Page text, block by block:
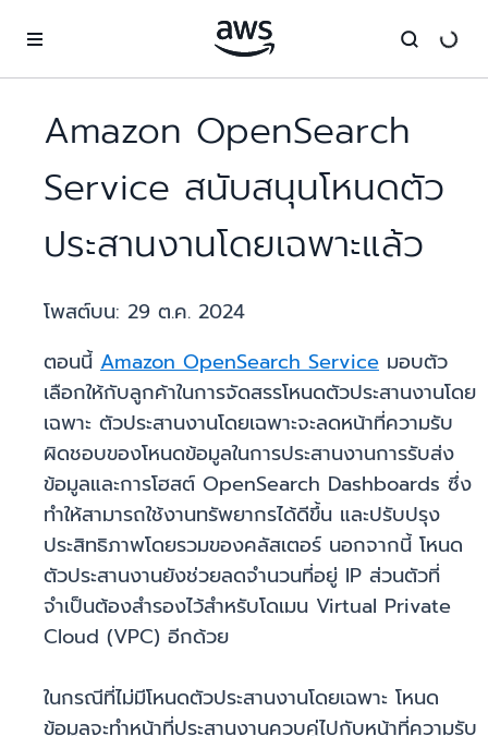
Amazon OpenSearch
Service สนับสนุนโหนดตัว
ประสานงานโดยเฉพาะแล้ว
โพสต์บน: 29 ต.ค. 2024
ตอนนี้ Amazon OpenSearch Service มอบตัว
เลือกให้กับลูกค้าในการจัดสรรโหนดตัวประสานงานโดย
เฉพาะ ตัวประสานงานโดยเฉพาะจะลดหน้าที่ความรับ
ผิดชอบของโหนดข้อมูลในการประสานงานการรับส่ง
ข้อมูลและการโฮสต์ OpenSearch Dashboards ซึ่ง
ทำให้สามารถใช้งานทรัพยากรได้ดีขึ้น และปรับปรุง
ประสิทธิภาพโดยรวมของคลัสเตอร์ นอกจากนี้ โหนด
ตัวประสานงานยังช่วยลดจำนวนที่อยู่ IP ส่วนตัวที่
จำเป็นต้องสำรองไว้สำหรับโดเมน Virtual Private
Cloud (VPC) อีกด้วย
ในกรณีที่ไม่มีโหนดตัวประสานงานโดยเฉพาะ โหนด
ข้อมูลจะทำหน้าที่ประสานงานควบคู่ไปกับหน้าที่ความรับ